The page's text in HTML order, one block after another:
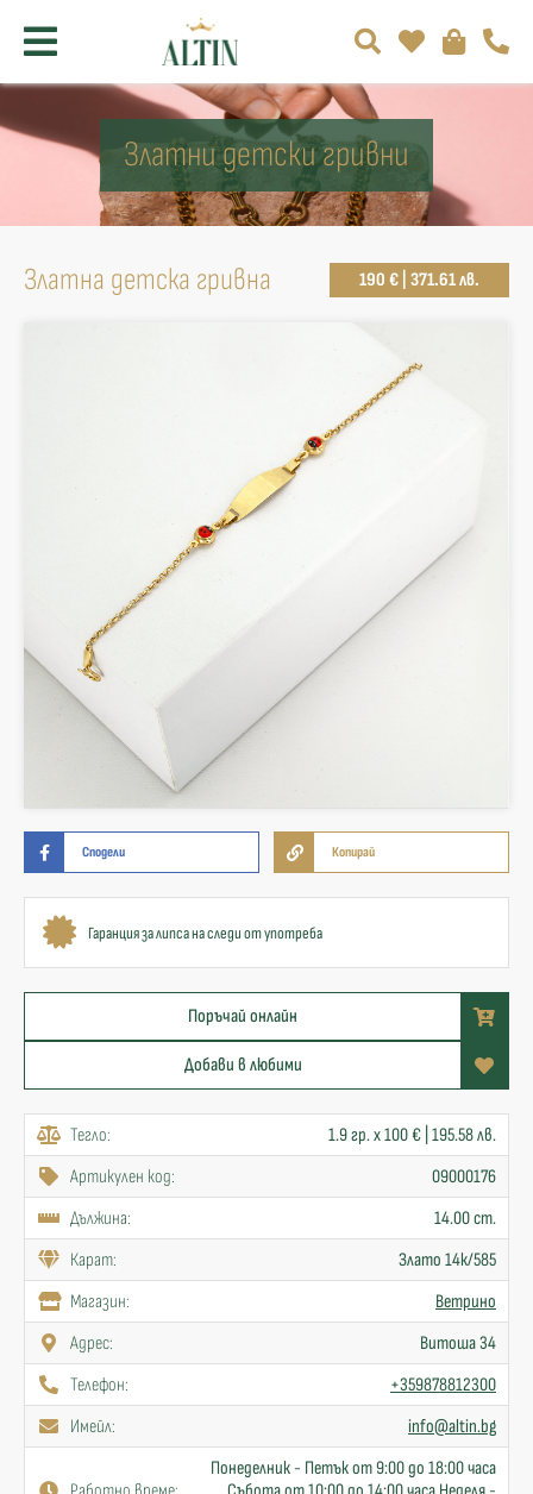
Златни детски гривни
Златна детска гривна 190 € | 371.61 лв.
Сподели Копирай
Гаранция за липса на следи от употреба
Поръчай онлайн
Добави в любими
Тегло:
1.9 гр. x 100 € | 195.58 лв.
Артикулен код:
09000176
Дължина:
14.00 cm.
Карат:
Злато 14к/585
Mагазин:
Ветрино
Адрес:
Витоша 34
Телефон:
+359878812300
Имейл:
info@altin.bg
Понеделник - Петък от 9:00 до 18:00 часа